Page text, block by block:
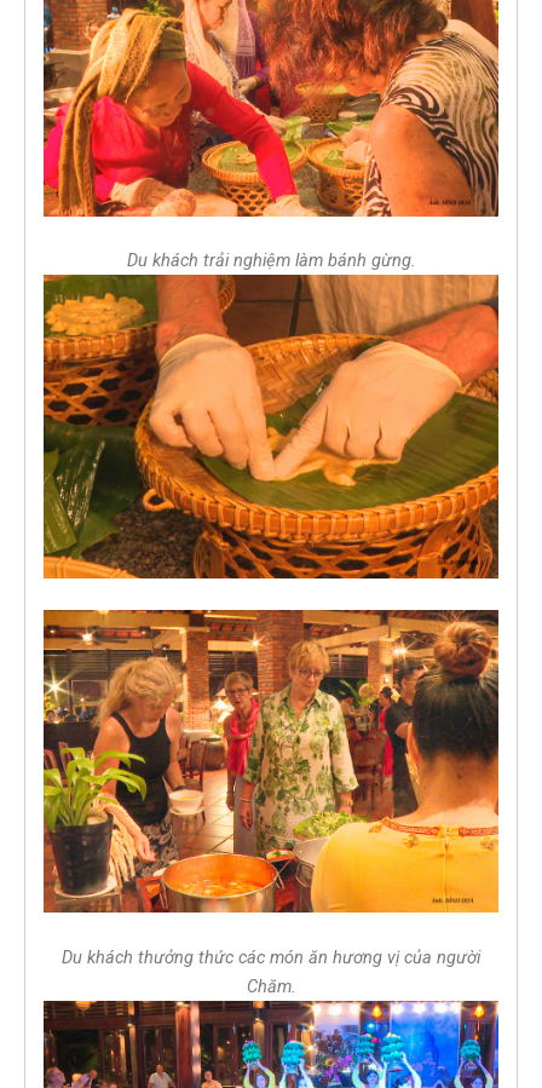
Du khách trải nghiệm làm bánh gừng.
Du khách thưởng thức các món ăn hương vị của người
Chăm.